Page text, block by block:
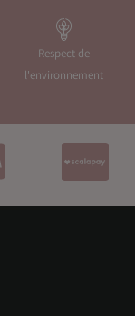
Respect de
l'environnement